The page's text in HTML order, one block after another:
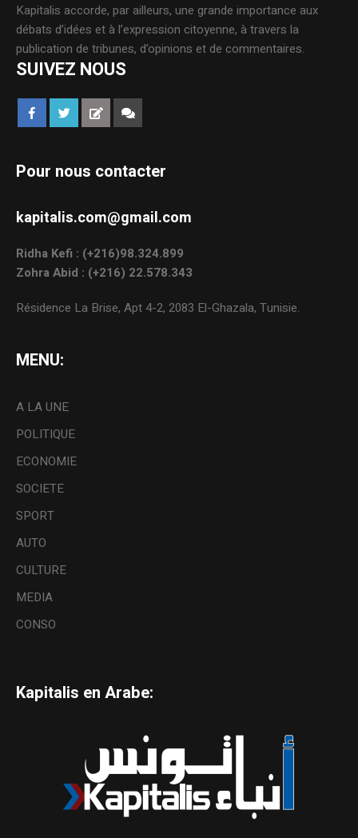
Kapitalis accorde, par ailleurs, une grande importance aux
débats d’idées et à l’expression citoyenne, à travers la
publication de tribunes, d’opinions et de commentaires.
SUIVEZ NOUS
Pour nous contacter
kapitalis.com@gmail.com
Ridha Kefi : (+216)98.324.899
Zohra Abid : (+216) 22.578.343
Résidence La Brise, Apt 4-2, 2083 El-Ghazala, Tunisie.
MENU:
A LA UNE
POLITIQUE
ECONOMIE
SOCIETE
SPORT
AUTO
CULTURE
MEDIA
CONSO
Kapitalis en Arabe: